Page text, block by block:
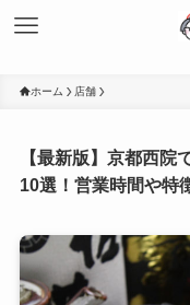
ホーム 店舗
【最新版】京都西
10選！営業時間や特